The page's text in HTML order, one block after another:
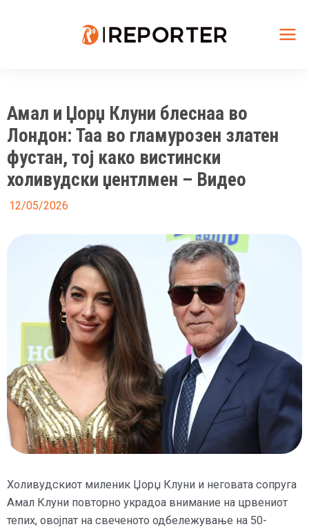
Амал и Џорџ Клуни блеснаа во
Лондон: Таа во гламурозен златен
фустан, тој како вистински
холивудски џентлмен – Видео
12/05/2026
Холивудскиот миленик Џорџ Клуни и неговата сопруга
Амал Клуни повторно украдоа внимание на црвениот
тепих, овојпат на свеченото одбележување на 50-